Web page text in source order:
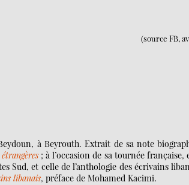
(source FB,
à Beyrouth. Extrait de sa note
; à l’occasion de sa tournée
Sud, et celle de l’anthologie des écrivains
libanais, préface de Mohamed Kacimi.